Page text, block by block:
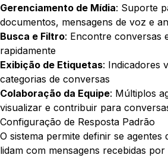
Gerenciamento de Mídia: Suporte
documentos, mensagens de voz e
Busca e Filtro: Encontre conversas
rapidamente
Exibição de Etiquetas: Indicadores
categorias de conversas
Colaboração da Equipe: Múltiplos
visualizar e contribuir para
Configuração de Resposta Padrão
O sistema permite definir se agentes
lidam com mensagens recebidas por